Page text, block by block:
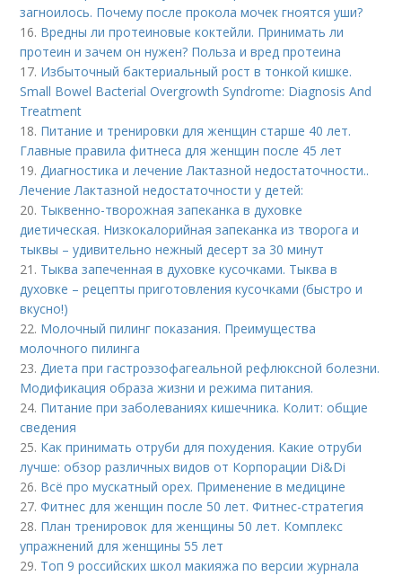
загноилось. Почему после прокола мочек гноятся уши?
16. Вредны ли протеиновые коктейли. Принимать ли
протеин и зачем он нужен? Польза и вред протеина
17. Избыточный бактериальный рост в тонкой кишке.
Small Bowel Bacterial Overgrowth Syndrome: Diagnosis And
Treatment
18. Питание и тренировки для женщин старше 40 лет.
Главные правила фитнеса для женщин после 45 лет
19.Диагностика и лечение Лактазной недостаточности..
Лечение Лактазной недостаточности у детей:
20. Тыквенно-творожная запеканка в духовке
диетическая. Низкокалорийная запеканка из творога и
тыквы – удивительно нежный десерт за 30 минут
21. Тыква запеченная в духовке кусочками. Тыква в
духовке – рецепты приготовления кусочками (быстро и
вкусно!)
22. Молочный пилинг показания. Преимущества
молочного пилинга
23.Диета при гастроэзофагеальной рефлюксной болезни.
Модификация образа жизни и режима питания.
24. Питание при заболеваниях кишечника. Колит: общие
сведения
25. Как принимать отруби для похудения. Какие отруби
лучше: обзор различных видов от Корпорации Di&Di
26. Всё про мускатный орех. Применение в медицине
27.Фитнес для женщин после 50 лет. Фитнес-стратегия
28. План тренировок для женщины 50 лет. Комплекс
упражнений для женщины 55 лет
29. Топ 9 российских школ макияжа по версии журнала